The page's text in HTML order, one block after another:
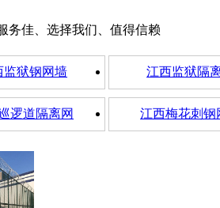
务佳、选择我们、值得信赖
监狱钢网墙 江西监狱隔
逻道隔离网 江西梅花刺钢